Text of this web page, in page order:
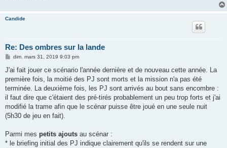
Candide
Re: Des ombres sur la lande
M
s
a
g
dim. mars 31, 2019 9:03 pm
J'ai fait jouer ce scénario l'année dernière et de nouveau cette année. La
première fois, la moitié des PJ sont morts et la mission n'a pas été
terminée. La deuxième fois, les PJ sont arrivés au bout sans encombre :
il faut dire que c'étaient des pré-tirés probablement un peu trop forts et j'ai
modifié la trame afin que le scénar puisse être joué en une seule nuit
(5h30 de jeu en fait).
Parmi mes petits ajouts au scénar :
* le briefing initial des PJ indique clairement qu'ils se rendent sur une